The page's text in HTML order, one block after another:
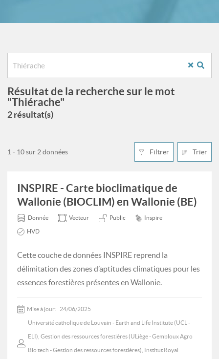
Résultat de la recherche sur le mot
"Thiérache"
2 résultat(s)
Filtrer Trier
1 - 10 sur 2 données
INSPIRE - Carte bioclimatique de
Wallonie (BIOCLIM) en Wallonie (BE)
Donnée Vecteur Public Inspire
HVD
Cette couche de données INSPIRE reprend la
délimitation des zones d’aptitudes climatiques pour les
essences forestières présentes en Wallonie.
Mise à jour: 24/06/2025
Université catholique de Louvain - Earth and Life Institute (UCL -
ELI), Gestion des ressources forestières (ULiège - Gembloux Agro
Bio tech - Gestion des ressources forestières), Institut Royal